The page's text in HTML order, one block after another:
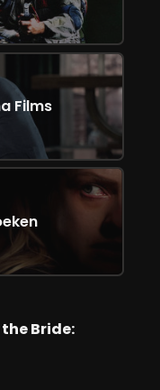
Films
Bride: